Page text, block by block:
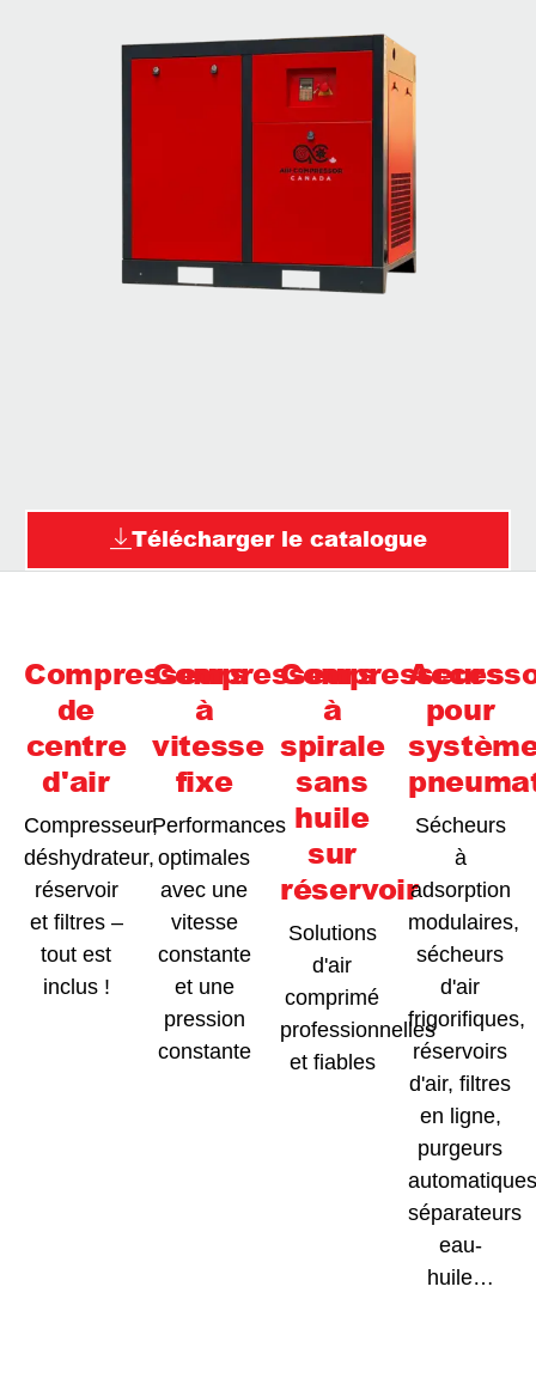
Télécharger le catalogue
Compresseurs
de
centre
d'air
Compresseur,
déshydrateur,
réservoir
et filtres –
tout est
inclus !
Compresseurs
à
vitesse
fixe
Performances
optimales
avec une
vitesse
constante
et une
pression
constante
Compresseurs
à
spirale
sans
huile
sur
réservoir
Solutions
d'air
comprimé
professionnelles
et fiables
pour
Sécheurs
à
adsorption
modulaires,
sécheurs
d'air
frigorifiques,
réservoirs
d'air, filtres
en ligne,
purgeurs
séparateurs
eau-
huile…